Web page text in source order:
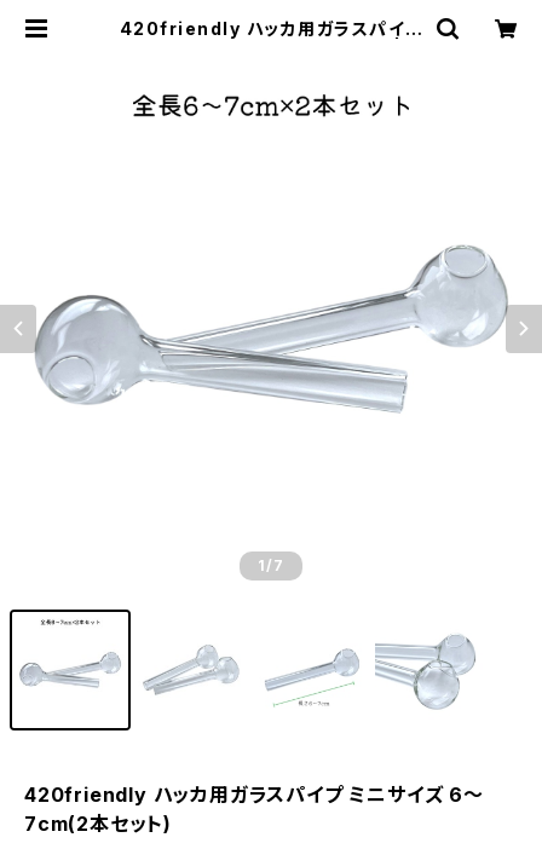
420friendly ハッカ用ガラスパイプ
1 /7
420friendly ハッカ用ガラスパイプ ミニサイズ 6〜
7cm(2本セット)